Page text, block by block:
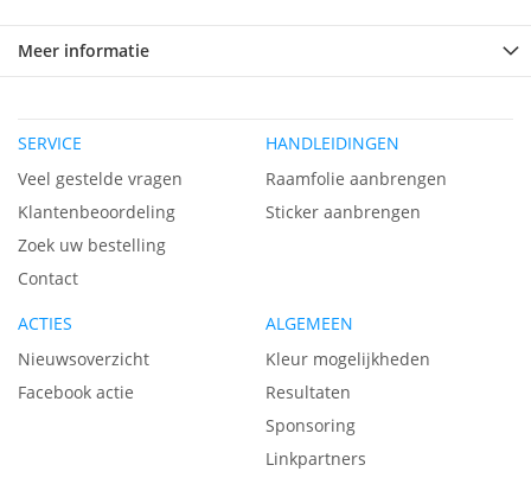
Meer informatie
SERVICE
Veel gestelde vragen
Klantenbeoordeling
Zoek uw bestelling
Contact
HANDLEIDINGEN
Raamfolie aanbrengen
Sticker aanbrengen
ACTIES
Nieuwsoverzicht
Facebook actie
ALGEMEEN
Kleur mogelijkheden
Resultaten
Sponsoring
Linkpartners